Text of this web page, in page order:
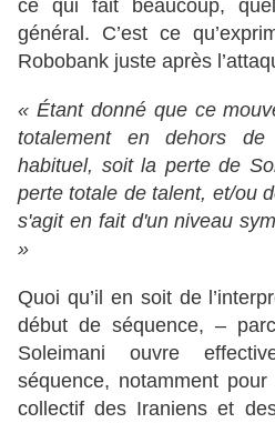
ce qui fait beaucoup,
général. C’est ce
Robobank juste après
« Étant donné que ce
totalement en dehors
habituel, soit la perte de
perte totale de talent, et/ou
s'agit en fait d'un niveau
»
Quoi qu’il en soit de
début de séquence, –
Soleimani ouvre
séquence, notamment
collectif des Iraniens et